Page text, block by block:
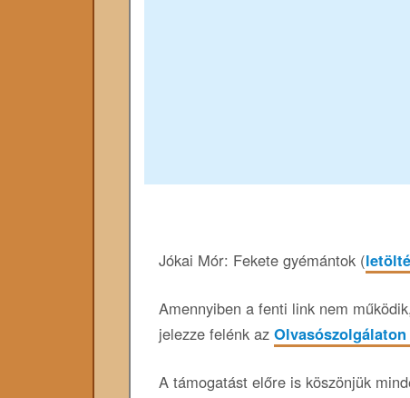
Jókai Mór: Fekete gyémántok (
Amennyiben a fenti link nem
jelezze felénk az
A támogatást előre is köszönjük